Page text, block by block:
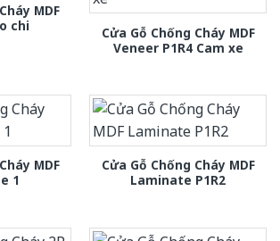
MDF
chi
Cửa Gỗ Chống Cháy MDF
Veneer P1R4 Cam xe
MDF
1
Cửa Gỗ Chống Cháy MDF
Laminate P1R2